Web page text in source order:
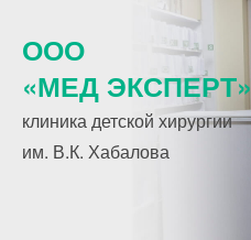
ООО
«МЕД ЭКСПЕРТ»
клиника детской хирургии
им. В.К. Хабалова